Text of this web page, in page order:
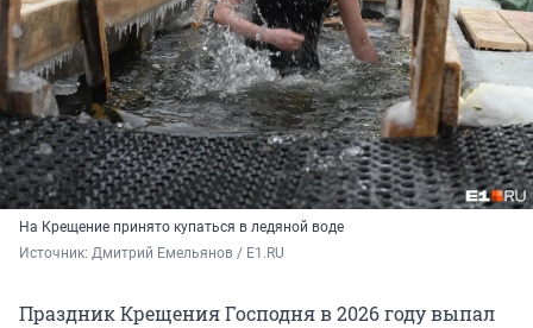
На Крещение принято купаться в ледяной воде
Источник: Дмитрий Емельянов / E1.RU
Праздник Крещения Господня в 2026 году выпал